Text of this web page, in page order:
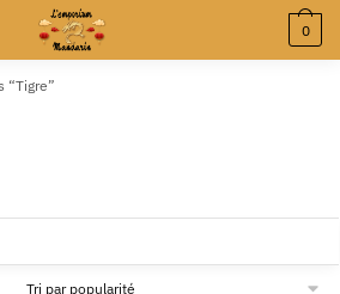
0
“Tigre”